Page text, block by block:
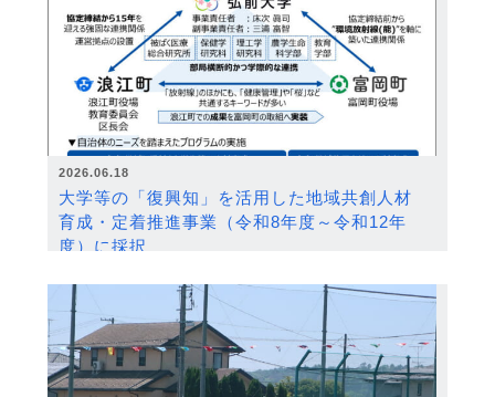
2026.06.18
大学等の「復興知」を活用した地域共創人材
育成・定着推進事業（令和8年度～令和12年
度）に採択